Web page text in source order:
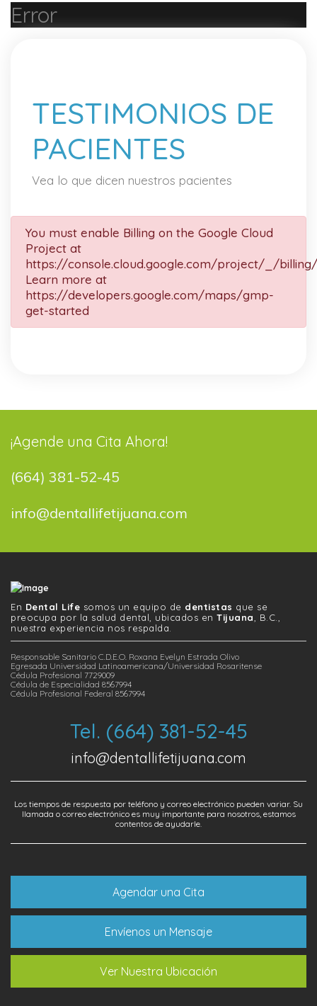
Error
TESTIMONIOS DE
PACIENTES
Vea lo que dicen nuestros pacientes
You must enable Billing on the Google Cloud
Project at
https://console.cloud.google.com/project/_/
Learn more at
https://developers.google.com/maps/gmp-
get-started
¡Agende una Cita Ahora!
(664) 381-52-45
info@dentallifetijuana.com
En Dental Life somos un equipo de dentistas que se
preocupa por la salud dental, ubicados en Tijuana , B.C.,
nuestra experiencia nos respalda.
Responsable Sanitario C.D.E.O. Roxana Evelyn Estrada Olivo
Egresada Universidad Latinoamericana/Universidad Rosaritense
Cédula Profesional 7729009
Cédula de Especialidad 8567994
Cédula Profesional Federal 8567994
Tel. (664) 381-52-45
info@dentallifetijuana.com
Los tiempos de respuesta por teléfono y correo electrónico pueden variar. Su
llamada o correo electrónico es muy importante para nosotros, estamos
contentos de ayudarle.
Agendar una Cita
Envíenos un Mensaje
Ver Nuestra Ubicación